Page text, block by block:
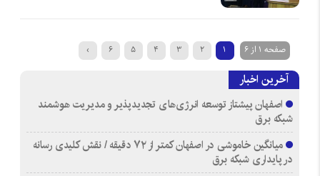
صفحه 1 از 6 1
2
3
4
5
6
›
آخرین اخبار
اصفهان پیشتاز توسعه انرژی‌های تجدیدپذیر و مدیریت هوشمند
شبکه برق
میانگین خاموشی در اصفهان کمتر از ۷۲ دقیقه / نقش کلیدی رسانه
در پایداری شبکه برق